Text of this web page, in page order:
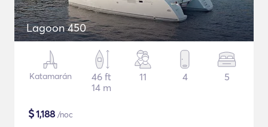
Lagoon 450
Katamarán
46 ft
14 m
11 4 5
$1,188 /noc